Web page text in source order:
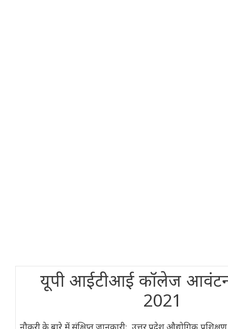
यूपी आईटीआई कॉलेज आवंटन
2021
नौकरी के बारे में संक्षिप्त जानकारी: उत्तर प्रदेश औद्योगिक